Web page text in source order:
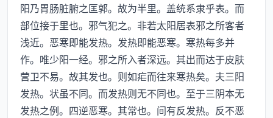
阳乃胃肠脏腑之匡郭。故为半里。盖统系隶乎表。而
部位接于里也。邪气犯之。非若太阳居表邪之所客者
浅近。恶寒即能发热。发热即能恶寒。寒热每多并
作。唯少阳一经。邪之所入者深远。其出而达于皮肤
营卫不易。故其发也。则如疟而往来寒热矣。夫三阳
发热。状虽不同。而发热则无不同也。至于三阴本无
发热之例。四逆恶寒。其常也。间有反发热。反不恶